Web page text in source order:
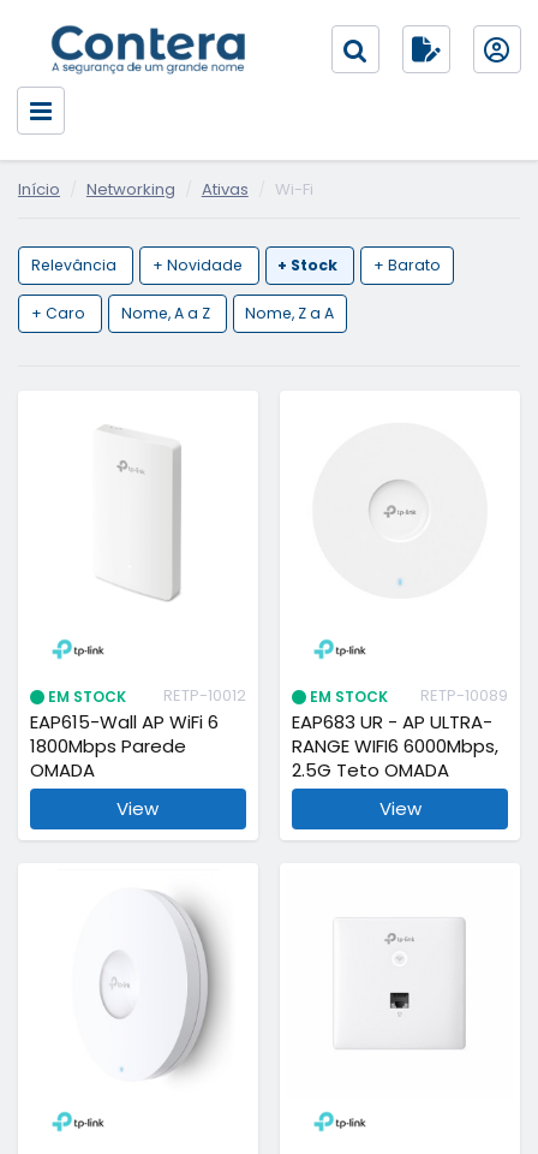
Início Networking Ativas Wi-Fi
Relevância + Novidade + Stock + Barato
+ Caro Nome, A a Z Nome, Z a A
EM STOCK RETP-10012
EAP615-Wall AP WiFi 6
1800Mbps Parede
OMADA
View
EM STOCK RETP-10089
EAP683 UR - AP ULTRA-
RANGE WIFI6 6000Mbps,
2.5G Teto OMADA
View